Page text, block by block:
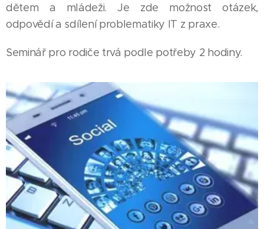
dětem a mládeži. Je zde možnost otázek,
odpovědí a sdílení problematiky IT z praxe.
Seminář pro rodiče trvá podle potřeby 2 hodiny.